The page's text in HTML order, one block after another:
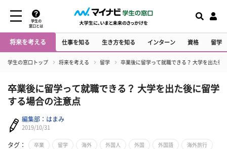
学生の
窓口とは
将来を考える 仕事を知る 生き方を知る インターン 資格 留学
学生の窓口トップ 将来を考える 留学 卒業後に留学って就職できる？ 大学を出た後
卒業後に留学って就職できる？ 大学を出た後に留学
する場合の注意点
編集部：はまみ
2019/10/31
タグ： 卒業 留学 海外 外国人 外国 外国語 海外旅行